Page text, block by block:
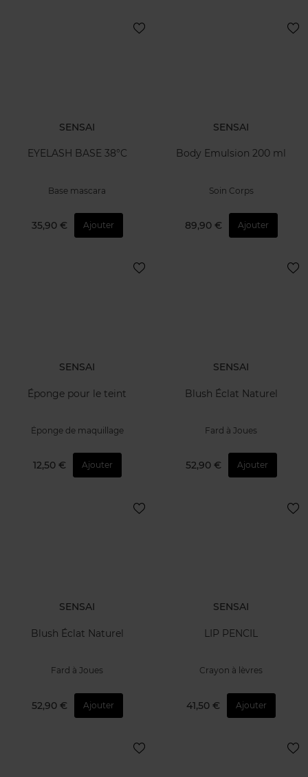
SENSAI
EYELASH BASE 38°C
Base mascara
35,90 € Ajouter
SENSAI
Body Emulsion 200 ml
Soin Corps
89,90 € Ajouter
SENSAI
Éponge pour le teint
Éponge de maquillage
12,50 € Ajouter
SENSAI
Blush Éclat Naturel
Fard à Joues
52,90 € Ajouter
SENSAI
Blush Éclat Naturel
Fard à Joues
52,90 € Ajouter
SENSAI
LIP PENCIL
Crayon à lèvres
41,50 € Ajouter